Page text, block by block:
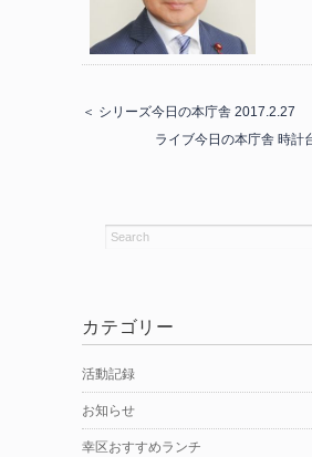
＜ シリーズ今日の本庁舎 2017.2.27
ライブ今日の本庁舎 時計
カテゴリー
活動記録
お知らせ
幸区おすすめランチ